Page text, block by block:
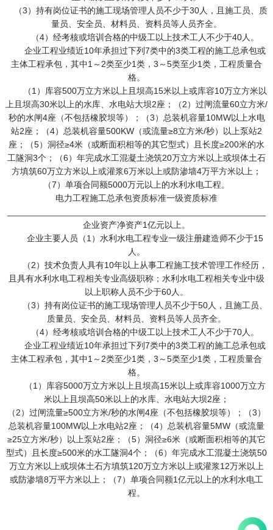
（3）持有岗位证书的施工现场管理人员不少于30人，且施工员、质
量员、安全员、材料员、资料员等人员齐全。
（4）经考核或培训合格的中级工以上技术工人不少于40人。
企业工程业绩近10年承担过下列7类中的3类工程的施工总承包或
主体工程承包，其中1～2类至少1类，3～5类至少1类，工程质量合
格。
（1）库容500万立方米以上且坝高15米以上或库容10万立方米以
上且坝高30米以上的水库、水电站大坝2座；（2）过闸流量60立方米/
秒的水闸4座（不包括橡胶坝等）；（3）总装机容量10MW以上水电
站2座；（4）总装机容量500KW（或流量≥8立方米/秒）以上泵站2
座；（5）洞径≥4米（或断面积相等的其它型式）且长度≥200米的水
工隧洞3个；（6）年完成水工混凝土浇筑20万立方米以上或坝体土石
方填筑60万立方米以上或灌浆6万米以上或防渗墙4万平方米以上；
（7）单项合同额5000万元以上的水利水电工程。
电力工程施工总承包资质标准一级资质标准
企业资产净资产1亿元以上。
企业主要人员（1）水利水电工程专业一级注册建造师不少于15
人。
（2）技术负责人具有10年以上从事工程施工技术管理工作经历，
且具有水利水电工程相关专业高级职称；水利水电工程相关专业中级
以上职称人员不少于60人。
（3）持有岗位证书的施工现场管理人员不少于50人，且施工员、
质量员、安全员、材料员、资料员等人员齐全。
（4）经考核或培训合格的中级工以上技术工人不少于70人。
企业工程业绩近10年承担过下列7类中的3类工程的施工总承包或
主体工程承包，其中1～2类至少1类，3～5类至 少1类，工程质量合
格。
（1）库容5000万立方米以上且坝高15米以上或库容1000万立方
米以上且坝高50米以上的水库、水电站大坝2座；
（2）过闸流量≥500立方米/秒的水闸4座（不包括橡胶坝等）；（3）
总装机容量100MW以上水电站2座；（4）总装机容量5MW（或流量
≥25立方米/秒）以上泵站2座；（5）洞径≥6米（或断面积相等的其它
型式）且长度≥500米的水工隧洞4个；（6）年完成水工混凝土浇筑50
万立方米以上或坝体土石方填筑120万立方米以上或灌浆12万米以上
或防渗墙8万平方米以上；（7）单项合同额1亿元以上的水利水电工
程。